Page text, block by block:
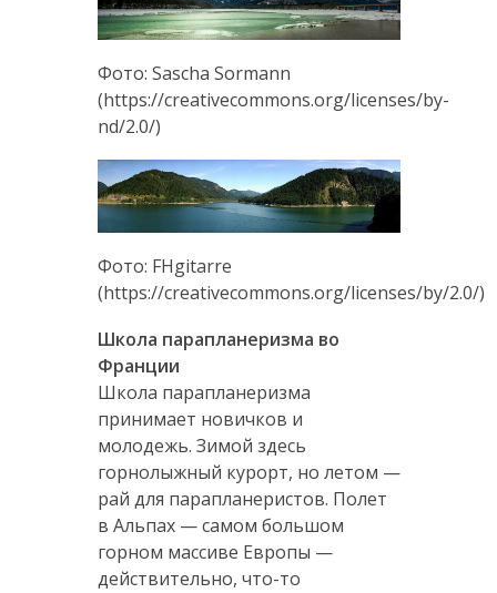
Фото: Sascha Sormann
(https://creativecommons.org/licenses/by-
nd/2.0/)
Фото: FHgitarre
(https://creativecommons.org/licenses/by/2.0/)
Школа парапланеризма во
Франции
Школа парапланеризма
принимает новичков и
молодежь. Зимой здесь
горнолыжный курорт, но летом —
рай для парапланеристов. Полет
в Альпах — самом большом
горном массиве Европы —
действительно, что-то